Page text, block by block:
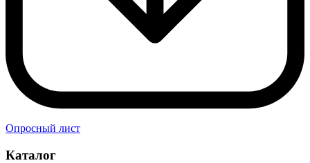
Опросный лист
Каталог